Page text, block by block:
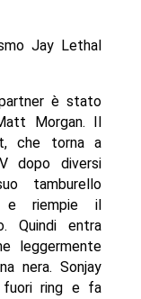
Jay Lethal
è stato
Morgan. Il
che torna a
dopo diversi
tamburello
e riempie il
Quindi entra
leggermente
nera. Sonjay
fuori ring e fa